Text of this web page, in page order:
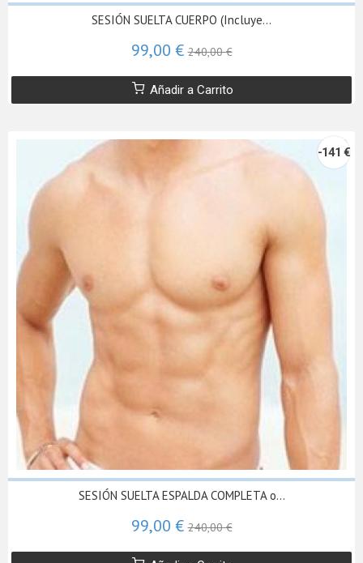
SESIÓN SUELTA CUERPO (Incluye...
99,00 €240,00 €
Añadir a Carrito
-141 €
SESIÓN SUELTA ESPALDA COMPLETA o...
99,00 €240,00 €